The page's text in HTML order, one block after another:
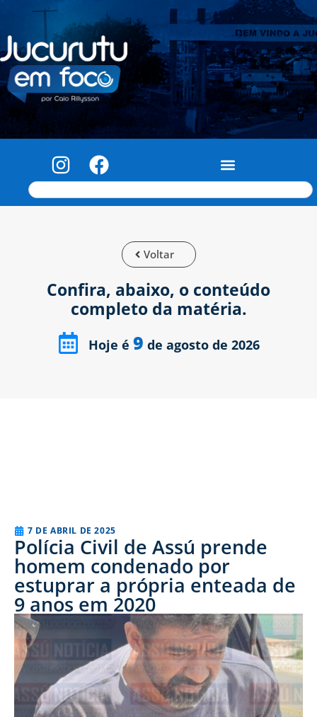
Voltar
Confira, abaixo, o conteúdo
completo da matéria.
Hoje é 9 de agosto de 2026
7 DE ABRIL DE 2025
Polícia Civil de Assú prende
homem condenado por
estuprar a própria enteada de
9 anos em 2020